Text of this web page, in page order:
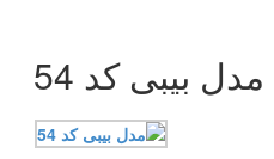
مدل بیبی کد 54